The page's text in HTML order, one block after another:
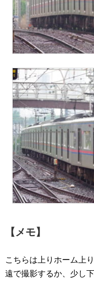
【メモ】
こちらは上りホーム上
遠で撮影するか、少し